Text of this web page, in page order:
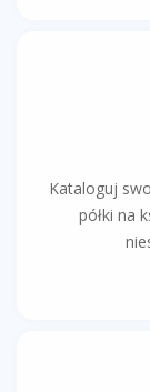
Kataloguj
półki na